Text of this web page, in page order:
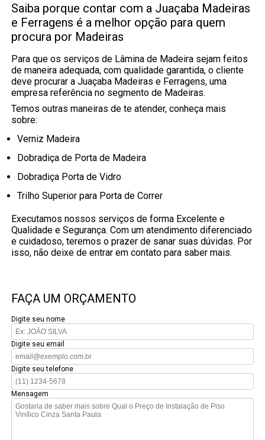
Saiba porque contar com a Juaçaba Madeiras
e Ferragens é a melhor opção para quem
procura por Madeiras
Para que os serviços de Lâmina de Madeira sejam feitos
de maneira adequada, com qualidade garantida, o cliente
deve procurar a Juaçaba Madeiras e Ferragens, uma
empresa referência no segmento de Madeiras.
Temos outras maneiras de te atender, conheça mais
sobre:
Verniz Madeira
Dobradiça de Porta de Madeira
Dobradiça Porta de Vidro
Trilho Superior para Porta de Correr
Executamos nossos serviços de forma Excelente e
Qualidade e Segurança. Com um atendimento diferenciado
e cuidadoso, teremos o prazer de sanar suas dúvidas. Por
isso, não deixe de entrar em contato para saber mais.
FAÇA UM ORÇAMENTO
Digite seu nome
Digite seu email
Digite seu telefone
Mensagem